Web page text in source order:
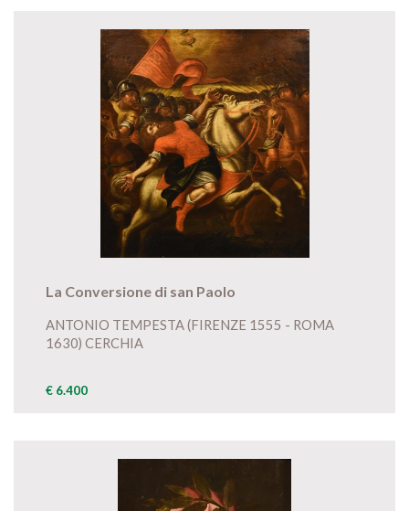
La Conversione di san Paolo
ANTONIO TEMPESTA (FIRENZE 1555 - ROMA
1630) CERCHIA
€ 6.400